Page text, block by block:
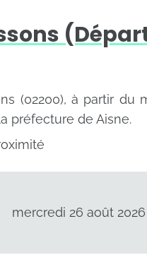
(02200), à partir du
préfecture de Aisne.
mercredi 26 août 2026